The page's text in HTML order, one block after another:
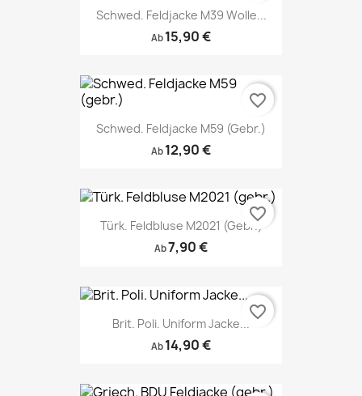
Schwed. Feldjacke M39 Wolle...
Ab 15,90 €
Schwed. Feldjacke M59 (gebr.)
Ab 12,90 €
favorite_border
Türk. Feldbluse M2021 (gebr.)
Ab7,90 €
favorite_border
Brit. Poli. Uniform Jacke...
Ab 14,90 €
favorite_border